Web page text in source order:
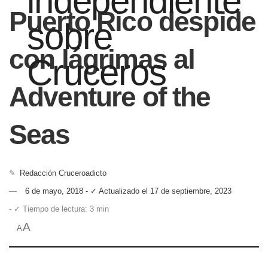
Puerto Rico despide
con lágrimas al
Adventure of the
Seas
✎
Redacción Cruceroadicto
6 de mayo, 2018 - ✓ Actualizado el 17 de septiembre, 2023
- ✓ Tiempo de lectura: 3 min
AA